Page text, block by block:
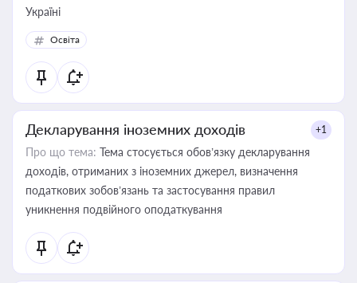
Україні
Освіта
Декларування іноземних доходів +1
Про що тема: Тема стосується обов’язку декларування
доходів, отриманих з іноземних джерел, визначення
податкових зобов’язань та застосування правил
уникнення подвійного оподаткування